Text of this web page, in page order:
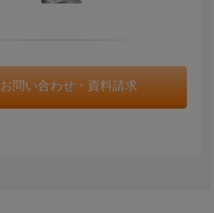
お問い合わせ・資料請求